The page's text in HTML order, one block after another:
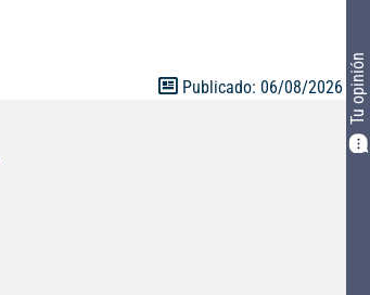
Tu opinión
Publicado: 06/08/2026